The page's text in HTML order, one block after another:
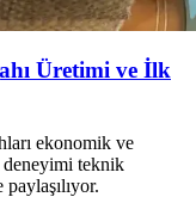
Üretimi ve İlk
ekonomik ve
teknik